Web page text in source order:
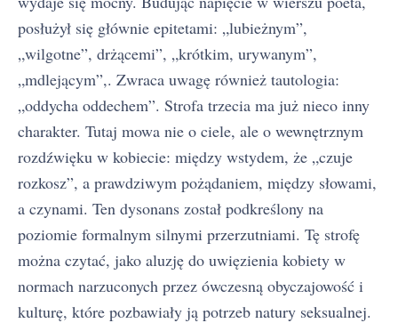
posłużył się głównie epitetami: „lubieżnym”,
„wilgotne”, drżącemi”, „krótkim, urywanym”,
„mdlejącym”,. Zwraca uwagę również tautologia:
„oddycha oddechem”. Strofa trzecia ma już nieco inny
charakter. Tutaj mowa nie o ciele, ale o wewnętrznym
rozdźwięku w kobiecie: między wstydem, że „czuje
rozkosz”, a prawdziwym pożądaniem, między słowami,
a czynami. Ten dysonans został podkreślony na
poziomie formalnym silnymi przerzutniami. Tę strofę
można czytać, jako aluzję do uwięzienia kobiety w
normach narzuconych przez ówczesną obyczajowość i
kulturę, które pozbawiały ją potrzeb natury seksualnej.